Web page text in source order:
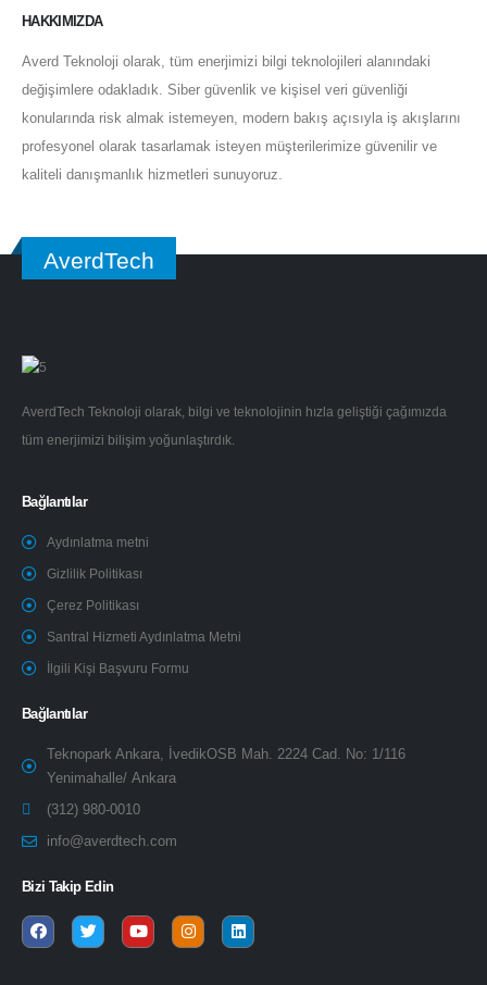
HAKKIMIZDA
Averd Teknoloji olarak, tüm enerjimizi bilgi teknolojileri alanındaki
değişimlere odakladık. Siber güvenlik ve kişisel veri güvenliği
konularında risk almak istemeyen, modern bakış açısıyla iş akışlarını
profesyonel olarak tasarlamak isteyen müşterilerimize güvenilir ve
kaliteli danışmanlık hizmetleri sunuyoruz.
AverdTech
AverdTech Teknoloji olarak, bilgi ve teknolojinin hızla geliştiği çağımızda
tüm enerjimizi bilişim yoğunlaştırdık.
Bağlantılar
Aydınlatma metni
Gizlilik Politikası
Çerez Politikası
Santral Hizmeti Aydınlatma Metni
İlgili Kişi Başvuru Formu
Bağlantılar
Teknopark Ankara, İvedikOSB Mah. 2224 Cad. No: 1/116
Yenimahalle/ Ankara
(312) 980-0010
info@averdtech.com
Bizi Takip Edin